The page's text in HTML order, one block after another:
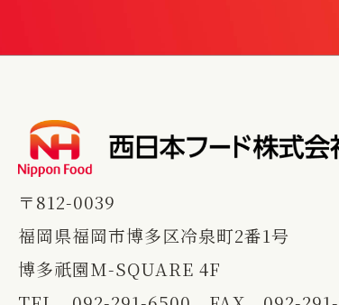
〒812-0039
福岡県福岡市博多区冷泉町2番1号
博多祇園M-SQUARE 4F